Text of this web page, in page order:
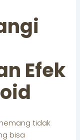
Efek
tidak
bisa